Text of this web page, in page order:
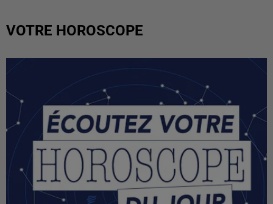
VOTRE HOROSCOPE